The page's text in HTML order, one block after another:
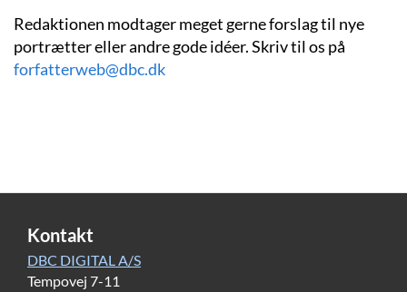
Redaktionen modtager meget gerne forslag til nye
portrætter eller andre gode idéer. Skriv til os på
forfatterweb@dbc.dk
Kontakt
DBC DIGITAL A/S
Tempovej 7-11